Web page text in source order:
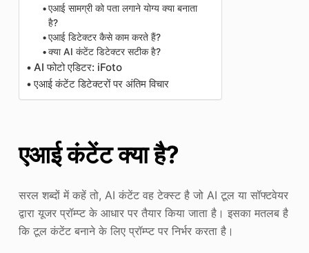
एआई सामग्री को पता लगाने योग्य क्या बनाता
है?
एआई डिटेक्टर कैसे काम करते हैं?
क्या AI कंटेंट डिटेक्टर सटीक है?
AI फोटो एडिटर: iFoto
एआई कंटेंट डिटेक्टरों पर अंतिम विचार
एआई कंटेंट क्या है?
सरल शब्दों में कहें तो, AI कंटेंट वह टेक्स्ट है जो AI टूल या सॉफ्टवेयर
द्वारा यूजर प्रॉम्प्ट के आधार पर तैयार किया जाता है। इसका मतलब है
कि टूल कंटेंट बनाने के लिए प्रॉम्प्ट पर निर्भर करता है।